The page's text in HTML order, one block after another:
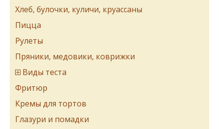
Хлеб, булочки, куличи, круассаны
Пицца
Рулеты
Пряники, медовики, коврижки
Виды теста
Фритюр
Кремы для тортов
Глазури и помадки